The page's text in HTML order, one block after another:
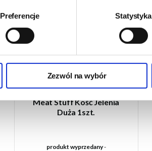
Preferencje Statystyka
Zezwól na wybór
Meat Stuff Kość Jelenia
Duża 1szt.
produkt wyprzedany-